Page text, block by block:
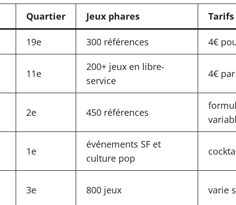
Quartier Jeux phares Tarifs
19e 300 références 4€
11e
200+ jeux en libre-
service
4€
2e 450 références
1e
événements SF et
culture pop
3e 800 jeux varie